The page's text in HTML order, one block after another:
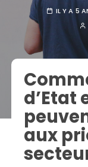
IL Y A 5
d’Etat
aux